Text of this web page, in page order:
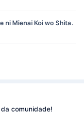
ni Mienai Koi wo Shita.
comunidade!